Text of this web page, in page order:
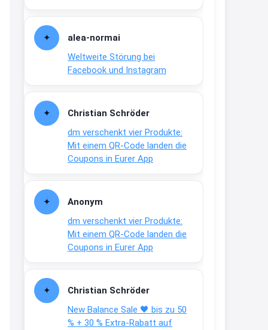
alea-normai
Weltweite Störung bei
Facebook und Instagram
Christian Schröder
dm verschenkt vier Produkte:
Mit einem QR-Code landen die
Coupons in Eurer App
Anonym
dm verschenkt vier Produkte:
Mit einem QR-Code landen die
Coupons in Eurer App
Christian Schröder
New Balance Sale 🖤 bis zu 50
% + 30 % Extra-Rabatt auf
/ max. 15.000www.erlebe-
↩
www.meineapotheke.de/
2:19
↩
Joachim
www.linda.de/vorteile/coupons/...
2:21
↩
Gratis Hitzewarn-Aufkleber /
verfärbt sich ab 28 Grad /siehe
Text weiter unten